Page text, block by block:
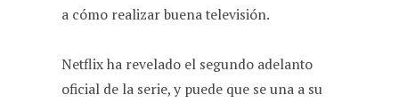
a cómo realizar buena televisión.
Netflix ha revelado el segundo adelanto
oficial de la serie, y puede que se una a su